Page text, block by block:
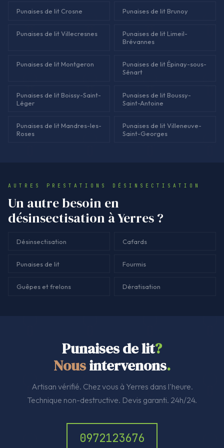
Punaises de lit Crosne Punaises de lit Brunoy
Punaises de lit Villecresnes
Punaises de lit Limeil-
Brévannes
Punaises de lit Montgeron
Punaises de lit Épinay-sous-
Sénart
Punaises de lit Boissy-Saint-
Léger
Punaises de lit Boussy-
Saint-Antoine
Punaises de lit Mandres-les-
Roses
Punaises de lit Villeneuve-
Saint-Georges
AUTRES PRESTATIONS DÉSINSECTISATION
Un autre besoin en
désinsectisation à Yerres ?
Désinsectisation Cafards
Punaises de lit Fourmis
Guêpes et frelons Dératisation
Punaises de lit?
Nousintervenons.
Artisan vérifié. Chez vous à Yerres dans l'heure.
Technique non-destructive. Devis garanti. 24h/24.
0972123676